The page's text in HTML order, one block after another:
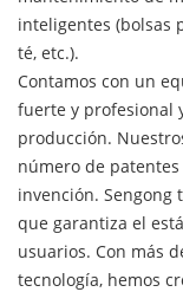
inteligentes (bolsas
té, etc.).
Contamos con un
fuerte y profesional
producción.
número de
invención. Sengong
que garantiza el
usuarios. Con más
tecnología, hemos